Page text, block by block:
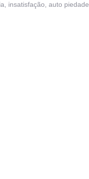
insatisfação, auto piedade,